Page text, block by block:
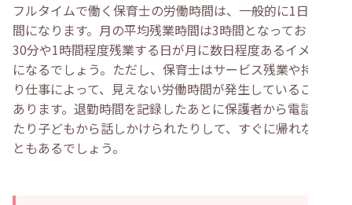
フルタイムで働く保育士の労働時間は、一般的に1日8時
間になります。月の平均残業時間は3時間となっており、
30分や1時間程度残業する日が月に数日程度あるイメージ
になるでしょう。ただし、保育士はサービス残業や持ち帰
り仕事によって、見えない労働時間が発生していることも
あります。退勤時間を記録したあとに保護者から電話が来
たり子どもから話しかけられたりして、すぐに帰れないこ
ともあるでしょう。